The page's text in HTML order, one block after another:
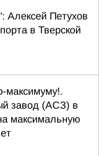
Алексей Петухов
в Тверской
максимуму!.
завод (АСЗ) в
максимальную